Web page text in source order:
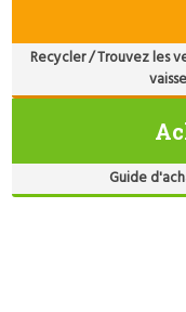
Recycler / Trouvez les
Guide